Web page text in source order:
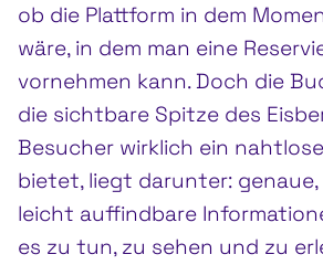
ob die Plattform in dem
wäre, in dem man eine
vornehmen kann. Doch die
die sichtbare Spitze des
Besucher wirklich ein
bietet, liegt darunter:
leicht auffindbare
es zu tun, zu sehen und zu